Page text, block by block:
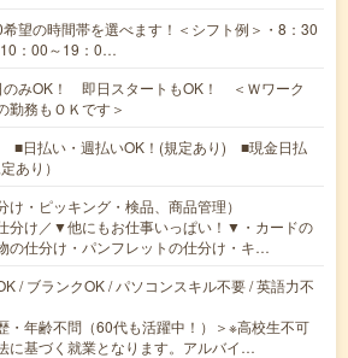
望の時間帯を選べます！＜シフト例＞・8：30
：00～19：0…
のみOK！ 即日スタートもOK！ ＜Ｗワーク
勤務もＯＫです＞
■日払い・週払いOK！(規定あり) ■現金日払
あり）
け・ピッキング・検品、商品管理）
分け／▼他にもお仕事いっぱい！▼・カードの
の仕分け・パンフレットの仕分け・キ…
/ ブランクOK / パソコンスキル不要 / 英語力不
・年齢不問（60代も活躍中！）＞※高校生不可
に基づく就業となります。アルバイ…